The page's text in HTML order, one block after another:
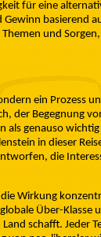
für eine
basierend
und
ein Prozess
der Begegnung
als genauso
in dieser
die
Wirkung
Über-Klasse
schafft. Jeder